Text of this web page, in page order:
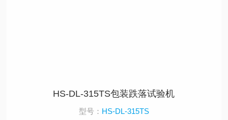
HS-DL-315TS包装跌落试验机
型号： HS-DL-315TS